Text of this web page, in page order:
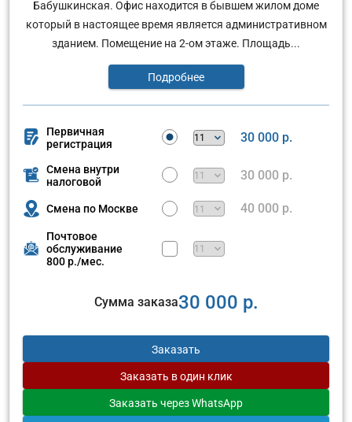
Бабушкинская. Офис находится в бывшем жилом доме
который в настоящее время является административном
зданием. Помещение на 2-ом этаже. Площадь...
Подробнее
Первичная
регистрация
30 000 р.
Смена внутри
налоговой
30 000 р.
Смена по Москве 40 000 р.
Почтовое
обслуживание
800 р./мес.
Сумма заказа30 000 р.
Заказать
Заказать в один клик
Заказать через WhatsApp